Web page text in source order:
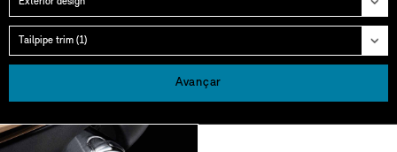
Grupo
Avançar